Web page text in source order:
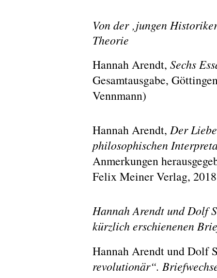
Von der ‚jungen
Theorie
Hannah Arendt, Sechs
Gesamtausgabe,
Vennmann)
Hannah Arendt, Der
philosophischen
Anmerkungen
Felix Meiner Verlag,
Hannah Arendt und Dolf
kürzlich erschienenen
Hannah Arendt und Dolf
revolutionär“.